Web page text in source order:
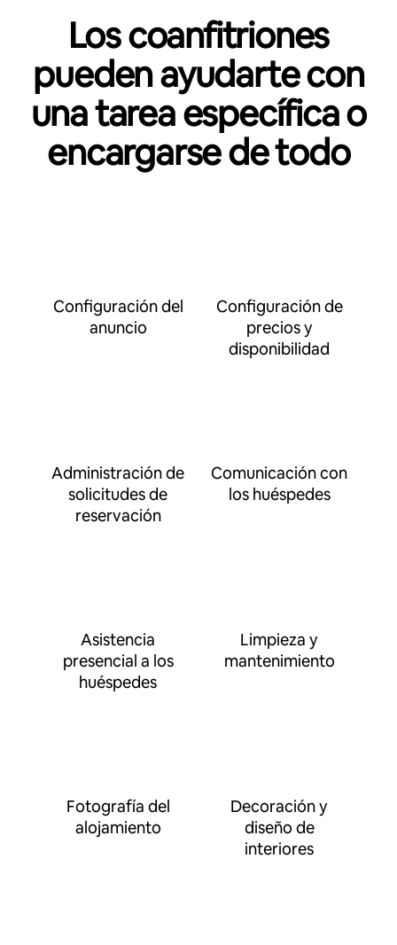
Los coanfitriones
pueden ayudarte con
una tarea específica o
encargarse de todo
Configuración del
anuncio
Configuración de
precios y
disponibilidad
Administración de
solicitudes de
reservación
Comunicación con
los huéspedes
Asistencia
presencial a los
huéspedes
Limpieza y
mantenimiento
Fotografía del
alojamiento
Decoración y
diseño de
interiores